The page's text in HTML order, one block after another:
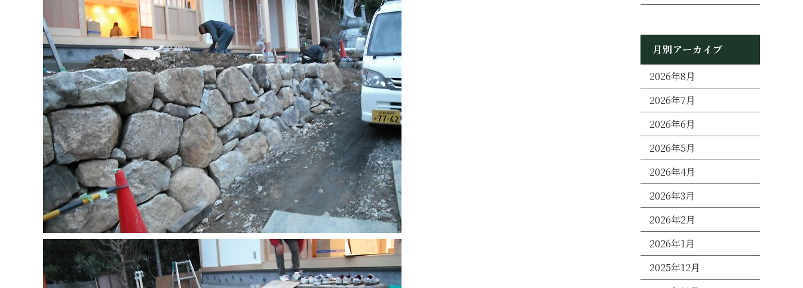
月別アーカイブ
2026年8月
2026年7月
2026年6月
2026年5月
2026年4月
2026年3月
2026年2月
2026年1月
2025年12月